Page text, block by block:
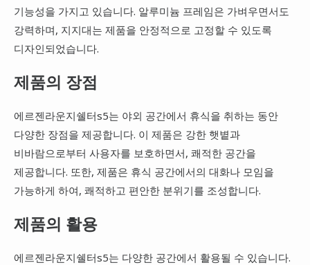
기능성을 가지고 있습니다. 알루미늄 프레임은 가벼우면서도
강력하며, 지지대는 제품을 안정적으로 고정할 수 있도록
디자인되었습니다.
제품의 장점
에르젠라운지쉘터s5는 야외 공간에서 휴식을 취하는 동안
다양한 장점을 제공합니다. 이 제품은 강한 햇볕과
비바람으로부터 사용자를 보호하면서, 쾌적한 공간을
제공합니다. 또한, 제품은 휴식 공간에서의 대화나 모임을
가능하게 하여, 쾌적하고 편안한 분위기를 조성합니다.
제품의 활용
에르젠라운지쉘터s5는 다양한 공간에서 활용될 수 있습니다.